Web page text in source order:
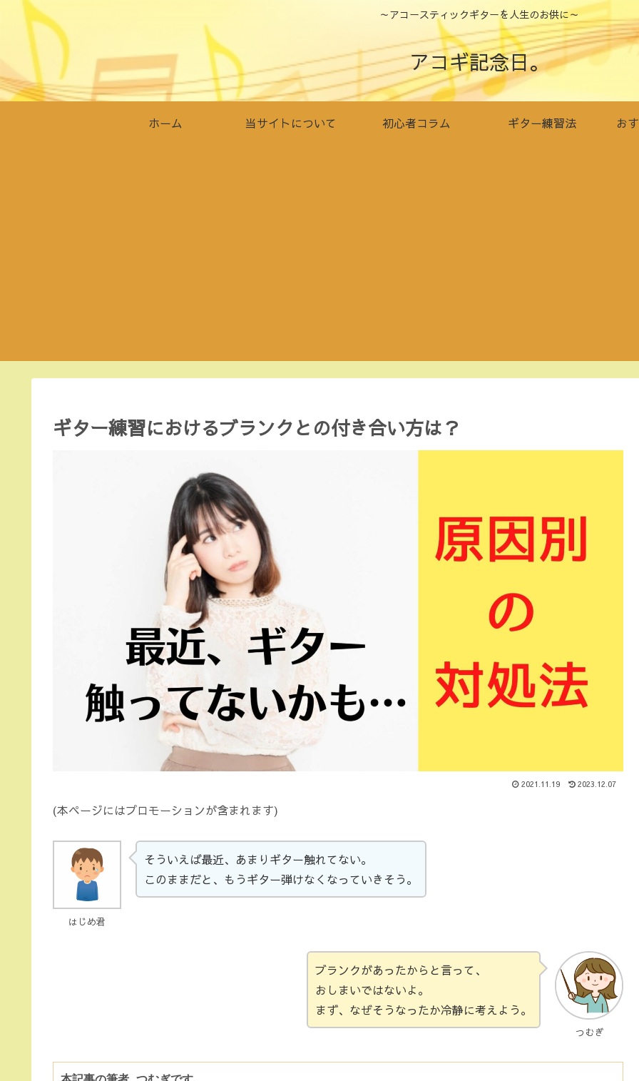
～アコースティックギターを人生のお供に～
アコギ記念日。
ホーム 当サイトについて 初心者コラム ギター練習法 お
ギター練習におけるブランクとの付き合い方は？
2021.11.19 2023.12.07
(本ページにはプロモーションが含まれます)
はじめ君
そういえば最近、あまりギター触れてない。
このままだと、もうギター弾けなくなっていきそう。
つむぎ
ブランクがあったからと言って、
おしまいではないよ。
まず、なぜそうなったか冷静に考えよう。